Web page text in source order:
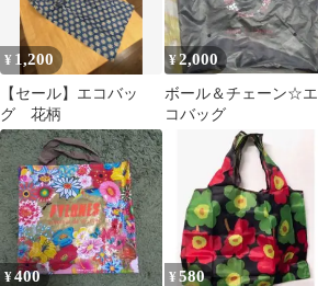
¥ 1,200
【セール】エコバッ
グ 花柄
¥2,000
ボール＆チェーン☆エ
コバッグ
¥400 ¥580